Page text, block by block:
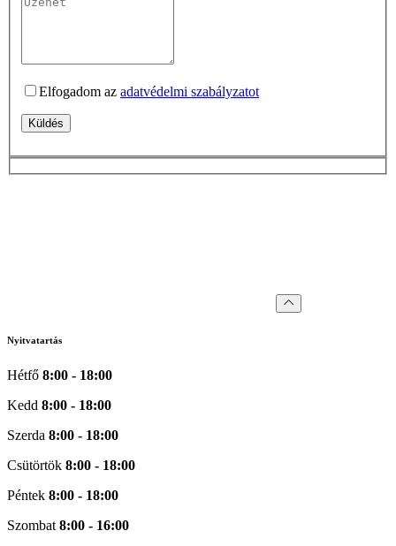
Elfogadom az adatvédelmi szabályzatot
Küldés
Nyitvatartás
Hétfő 8:00 - 18:00
Kedd 8:00 - 18:00
Szerda 8:00 - 18:00
Csütörtök 8:00 - 18:00
Péntek 8:00 - 18:00
Szombat 8:00 - 16:00